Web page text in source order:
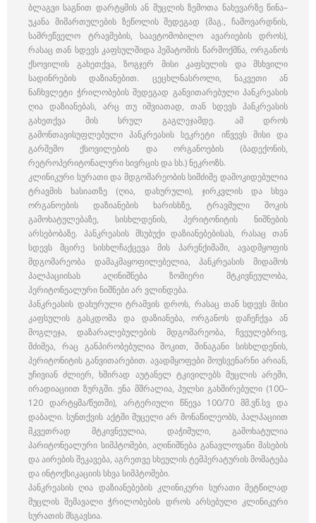
ბლაგვი საგნით დარტყმის ან მუცლის ზემოთა ნახევარზე წინა–
უკანა მიმართულების ზეწოლის შედეგად (მაგ., ჩამოვარდნის,
სამრეწველო ტრავმების, საავტომობილო ავარიების დროს),
რასაც თან სდევს კაფსულშიდა ჰემატომის წარმოქმნა, ორგანოს
ქსოვილის გახეთქვა, ზოგჯერ მისი კაფსულის და მსხვილი
სადინრების დაზიანებით. ცეცხლნასროლი, ნაკვეთი ან
ნაჩხვლეტი ჭრილობების შედეგად განვითარებული პანკრეასის
ღია დაზიანებას, არც თუ იშვიათად, თან სდევს პანკრეასის
გახეთქვა მის სრულ გაგლეჯამდე. ამ დროს
გამონთავისუფლებული პანკრეასის სეკრეტი იწვევს მისი და
გარშემო ქსოვილების და ორგანოების (ბადექონის,
რეტროპერიტონალური სივრცის და სხ.) ნეკროზს.
კლინიკური სურათი და მდგომარეობის სიმძიმე დამოკიდებულია
ტრავმის ხასიათზე (ღია, დახურული), ჯირკვლის და სხვა
ორგანოების დაზიანების ხარისხზე, ტრავმული შოკის
გამოხატულებაზე, სისხლდენის, პერიტონიტის ნიშნების
არსებობაზე. პანკრეასის მსუბუქი დაზიანებებისას, რასაც თან
სდევს მცირე სისხლჩაქცევა მის პარენქიმაში, ავადმყოფის
მდგომარეობა დამაკმაყოფილებელია, პანკრეასის მიდამოს
პალპაციისას აღინიშნება ზომიერი მტკივნეულობა,
პერიტონეალური ნიშნები არ ვლინდება.
პანკრეასის დახურული ტრამვის დროს, რასაც თან სდევს მისი
კაფსულის გასკდომა და დაზიანება, ორგანოს დაჩეჩქვა ან
მოგლეჯა, დაზარალებულების მდგომარეობა, ჩვეულებრივ,
მძიმეა, რაც განპირობებულია შოკით, შინაგანი სისხლდენის,
პერიტონიტის განვითარებით. ავადმყოფები მოუსვენარნი არიან,
უჩივიან ძლიერ, ხშირად აუტანელ ტკივილებს მუცლის არეში,
ირადიაციით ზურგში. ენა მშრალია, პულსი გახშირებული (100–
120 დარტყმა/წუთში), არტერიული წნევა 100/70 მმ.ვწ.სვ და
დაბალი. სუნთქვის აქტში მუცელი არ მონაწილეობს, პალპაციით
მკვეთრად მტკივნეულია, დაჭიმული, გამოხატულია
პარიტონეალური სიმპტომები, აღინიშნება განავლოვანი მასების
და აირების შეკავება, აგრეთვე სხეულის ტემპერატურის მომატება
და ინტოქსიკაციის სხვა სიმპტომები.
პანკრეასის ღია დაზიანებების კლინიკური სურათი მეტწილად
მუცლის შემავალი ჭრილობების დროს არსებული კლინიკური
სურათის მსგავსია.